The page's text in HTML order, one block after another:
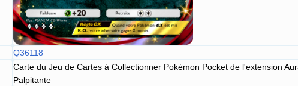
Q36118
Carte du Jeu de Cartes à Collectionner Pokémon Pocket de l'extension
Palpitante